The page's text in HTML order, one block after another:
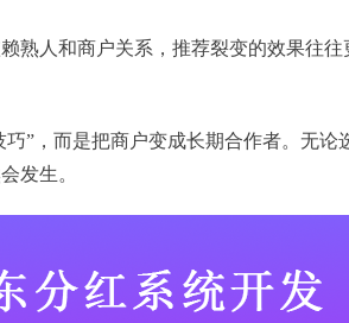
熟人和商户关系，推荐裂变的效果往往
”，而是把商户变成长期合作者。无
发生。